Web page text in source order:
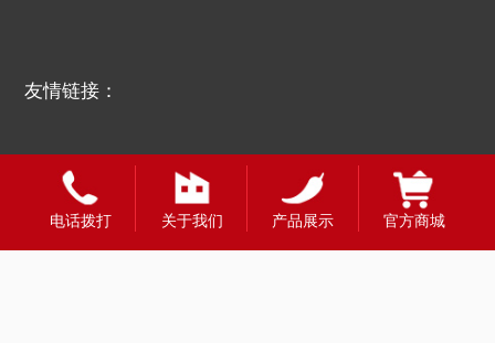
友情链接：
电话拨打 关于我们 产品展示 官方商城